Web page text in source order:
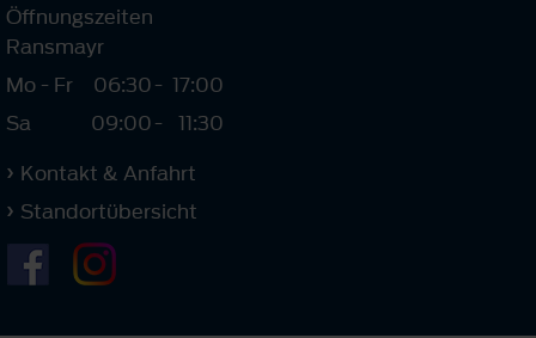
Öffnungszeiten
Ransmayr
Mo - Fr
06:30- 17:00
Sa
09:00- 11:30
Kontakt & Anfahrt
Standortübersicht